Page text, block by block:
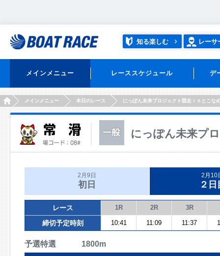
知る楽しむ レーサ
メインメニュー レーススケジュール デ
HOMEメインメニュー 本日のレース にっぽん未来プロジェクト競走ｉｎとこな
にっぽん未来プ
2月9日
初日
2月10
２日
レース 1R 2R 3R
締切予定時刻 10:41 11:09 11:37
予選特選 1800m